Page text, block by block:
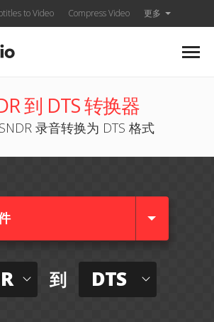
to Video Compress Video 更多
到 DTS 转换器
录音转换为 DTS 格式
到 DTS